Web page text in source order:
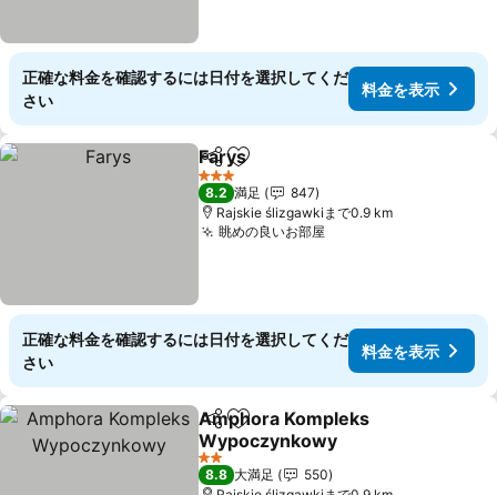
正確な料金を確認するには日付を選択してくだ
さい
料金を表示
シェアお気に入りに追加
Farys
3 ホテルのランク
8.2 満足
847
Rajskie ślizgawkiまで0.9 km
眺めの良いお部屋料金を表示
正確な料金を確認するには日付を選択してくだ
さい
料金を表示
シェアお気に入りに追加
Amphora Kompleks
Wypoczynkowy
料金を表示
2 ホテルのランク
8.8 大満足
550